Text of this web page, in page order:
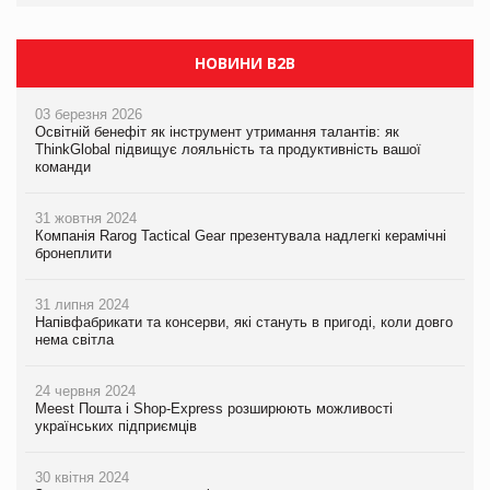
НОВИНИ B2B
03 березня 2026
Освітній бенефіт як інструмент утримання талантів: як
ThinkGlobal підвищує лояльність та продуктивність вашої
команди
31 жовтня 2024
Компанія Rarog Tactical Gear презентувала надлегкі керамічні
бронеплити
31 липня 2024
Напівфабрикати та консерви, які стануть в пригоді, коли довго
нема світла
24 червня 2024
Meest Пошта і Shop-Express розширюють можливості
українських підприємців
30 квітня 2024